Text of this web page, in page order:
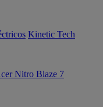
Kinetic Tech
Nitro Blaze 7